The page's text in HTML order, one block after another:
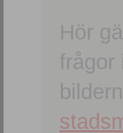
Hör
frågor